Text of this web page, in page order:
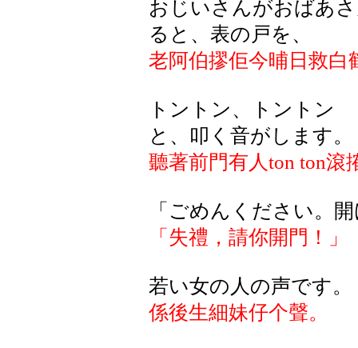
おじいさんがおばあ
ると、表の戸を、
老阿伯摎佢今晡日救白
トントン、トントン
と、叩く音がします。
聽著前門有人ton ton滾
「ごめんください。
「失禮，請你開門！」
若い女の人の声です。
係後生細妹仔个聲。